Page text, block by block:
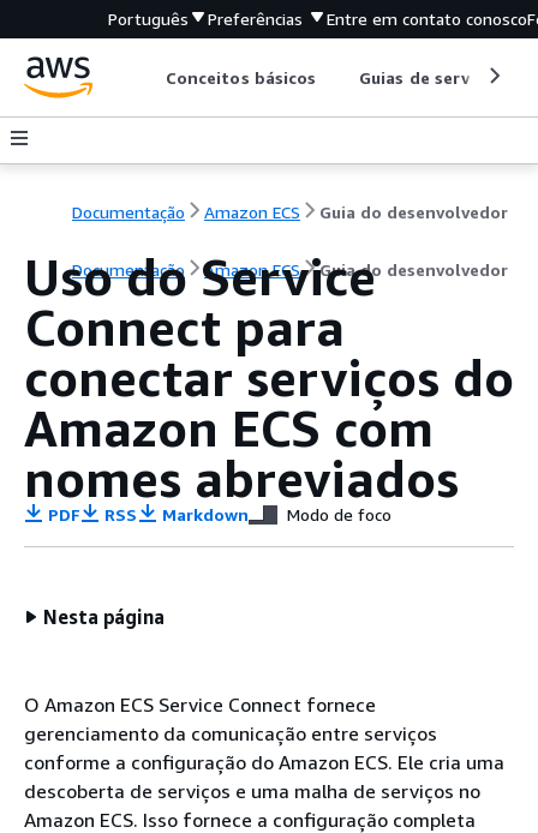
Português Preferências Entre em contato conosco
Conceitos básicos Guias de serviço
Documentação Amazon ECS Guia do desenvolvedor
Documentação Amazon ECS Guia do desenvolvedor
Uso do Service
Connect para
conectar serviços do
Amazon ECS com
nomes abreviados
PDF RSS Markdown Modo de foco
Nesta página
O Amazon ECS Service Connect fornece
gerenciamento da comunicação entre serviços
conforme a configuração do Amazon ECS. Ele cria uma
descoberta de serviços e uma malha de serviços no
Amazon ECS. Isso fornece a configuração completa